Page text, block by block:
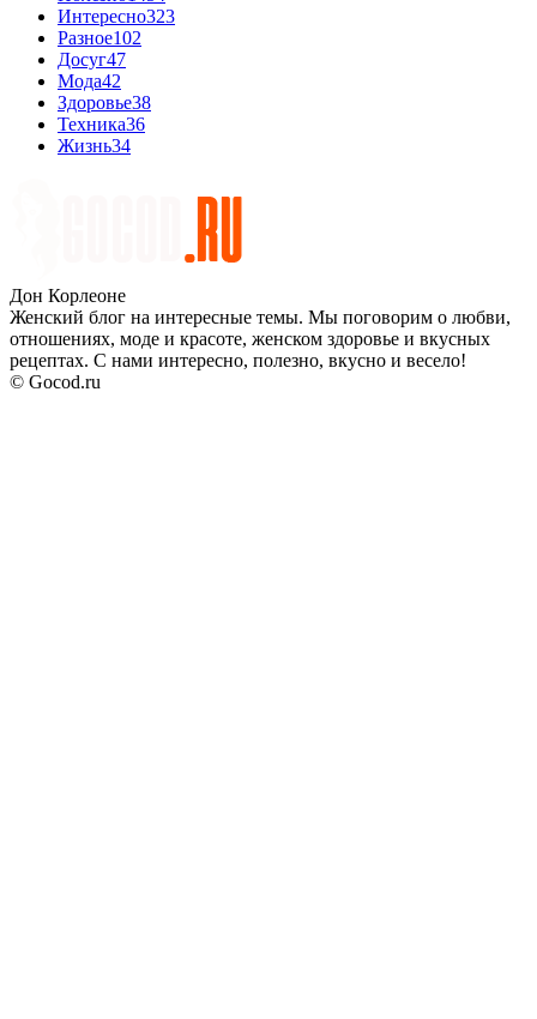
Интересно323
Разное102
Досуг47
Мода42
Здоровье38
Техника36
Жизнь34
Дон Корлеоне
Женский блог на интересные темы. Мы поговорим о любви,
отношениях, моде и красоте, женском здоровье и вкусных
рецептах. С нами интересно, полезно, вкусно и весело!
© Gocod.ru